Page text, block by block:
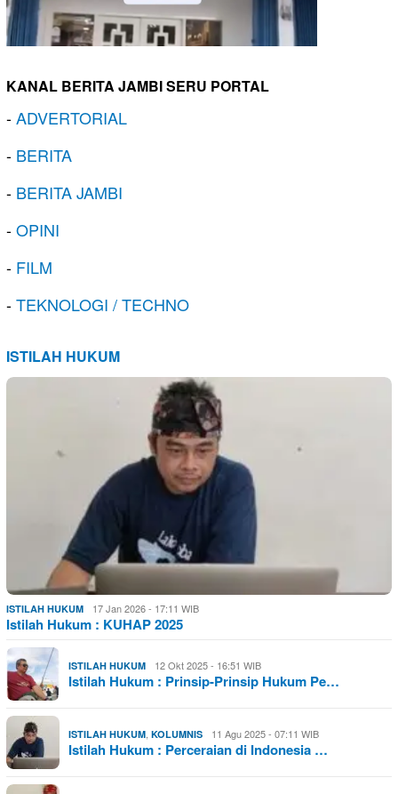
KANAL BERITA JAMBI SERU PORTAL
-ADVERTORIAL
- BERITA
- BERITA JAMBI
-OPINI
- FILM
-TEKNOLOGI / TECHNO
ISTILAH HUKUM
ISTILAH HUKUM 17 Jan 2026 - 17:11 WIB
Istilah Hukum : KUHAP 2025
ISTILAH HUKUM 12 Okt 2025 - 16:51 WIB
Istilah Hukum : Prinsip-Prinsip Hukum Pe…
ISTILAH HUKUM, KOLUMNIS 11 Agu 2025 - 07:11 WIB
Istilah Hukum : Perceraian di Indonesia …